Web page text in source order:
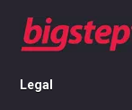
Legal